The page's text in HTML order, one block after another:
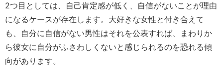
2つ目としては、自己肯定感が低く、自信がないことが理由
になるケースが存在します。大好きな女性と付き合えて
も、自分に自信がない男性はそれを公表すれば、まわりか
ら彼女に自分がふさわしくないと感じられるのを恐れる傾
向があります。